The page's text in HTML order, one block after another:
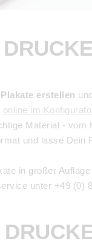
Plakate erstellen
online im
Material -
und lasse Dein
in großer
unter +49 (0)